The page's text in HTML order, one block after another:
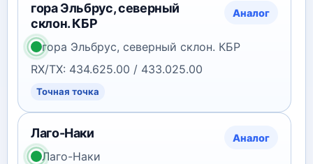
гора Эльбрус, северный
склон. КБР
Аналог
гора Эльбрус, северный склон. КБР
RX/TX: 434.625.00 / 433.025.00
Точная точка
Лаго-Наки Аналог
Лаго-Наки